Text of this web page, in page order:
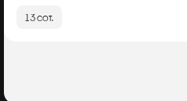
13 сот.